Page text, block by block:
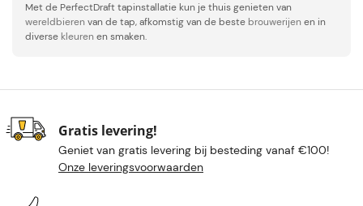
Met de PerfectDraft tapinstallatie kun je thuis genieten van
wereldbieren van de tap, afkomstig van de beste brouwerijen en in
diverse kleuren en smaken.
Gratis levering!
Geniet van gratis levering bij besteding vanaf €100!
Onze leveringsvoorwaarden